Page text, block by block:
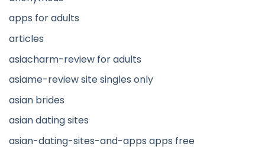
apps for adults
articles
asiacharm-review for adults
asiame-review site singles only
asian brides
asian dating sites
asian-dating-sites-and-apps apps free